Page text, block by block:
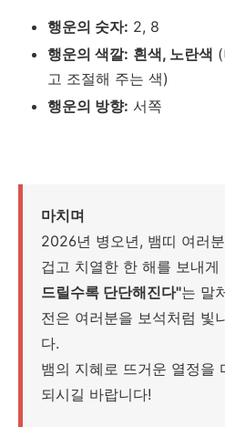
행운의 숫자: 2, 8
행운의 색깔: 흰색, 노란색
고 조절해 주는 색)
행운의 방향: 서쪽
마치며
2026년 병오년, 뱀띠 여러
겁고 치열한 한 해를 보내게
드릴수록 단단해진다"는 말
전은 여러분을 보석처럼 빛
다.
뱀의 지혜로 뜨거운 열정을
되시길 바랍니다!